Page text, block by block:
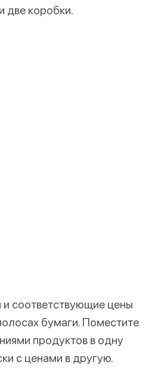
две коробки.
соответствующие цены
бумаги. Поместите
продуктов в одну
с ценами в другую.